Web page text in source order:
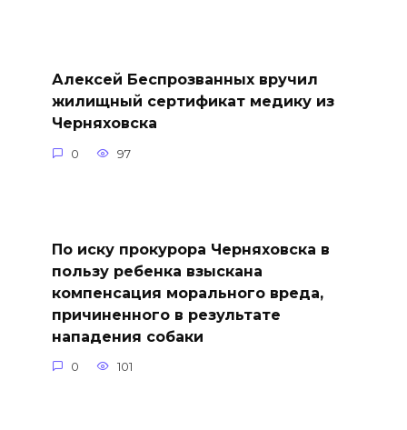
Алексей Беспрозванных вручил
жилищный сертификат медику из
Черняховска
0 97
По иску прокурора Черняховска в
пользу ребенка взыскана
компенсация морального вреда,
причиненного в результате
нападения собаки
0 101